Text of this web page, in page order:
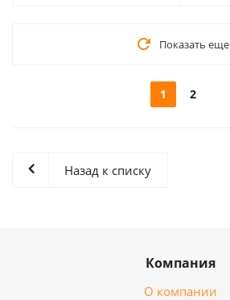
Показать еще
1 2
Назад к списку
Компания
О компании